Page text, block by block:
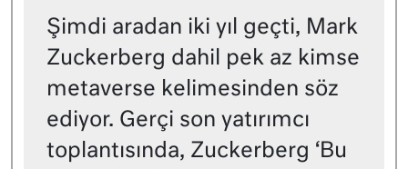
Şimdi aradan iki yıl geçti, Mark
Zuckerberg dahil pek az kimse
metaverse kelimesinden söz
ediyor. Gerçi son yatırımcı
toplantısında, Zuckerberg ‘Bu